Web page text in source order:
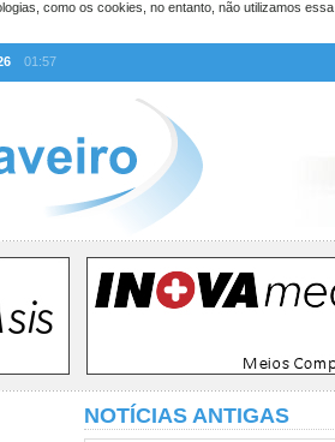
como os cookies, no entanto, não utilizamos
01:57
NOTÍCIAS ANTIGAS